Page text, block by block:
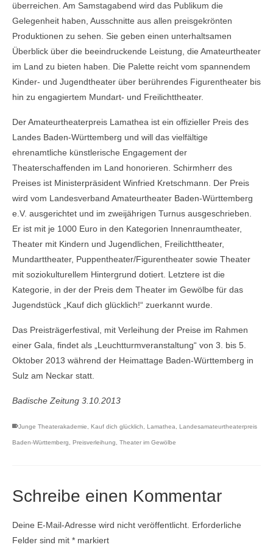
überreichen. Am Samstagabend wird das Publikum die
Gelegenheit haben, Ausschnitte aus allen preisgekrönten
Produktionen zu sehen. Sie geben einen unterhaltsamen
Überblick über die beeindruckende Leistung, die Amateurtheater
im Land zu bieten haben. Die Palette reicht vom spannendem
Kinder- und Jugendtheater über berührendes Figurentheater bis
hin zu engagiertem Mundart- und Freilichttheater.
Der Amateurtheaterpreis Lamathea ist ein offizieller Preis des
Landes Baden-Württemberg und will das vielfältige
ehrenamtliche künstlerische Engagement der
Theaterschaffenden im Land honorieren. Schirmherr des
Preises ist Ministerpräsident Winfried Kretschmann. Der Preis
wird vom Landesverband Amateurtheater Baden-Württemberg
e.V. ausgerichtet und im zweijährigen Turnus ausgeschrieben.
Er ist mit je 1000 Euro in den Kategorien Innenraumtheater,
Theater mit Kindern und Jugendlichen, Freilichttheater,
Mundarttheater, Puppentheater/Figurentheater sowie Theater
mit soziokulturellem Hintergrund dotiert. Letztere ist die
Kategorie, in der der Preis dem Theater im Gewölbe für das
Jugendstück „Kauf dich glücklich!“ zuerkannt wurde.
Das Preisträgerfestival, mit Verleihung der Preise im Rahmen
einer Gala, findet als „Leuchtturmveranstaltung“ von 3. bis 5.
Oktober 2013 während der Heimattage Baden-Württemberg in
Sulz am Neckar statt.
Badische Zeitung 3.10.2013
Junge Theaterakademie Kauf dich glücklich Lamathea Landesamateurtheaterpreis
Baden-Württemberg Preisverleihung Theater im Gewölbe
Schreibe einen Kommentar
Deine E-Mail-Adresse wird nicht veröffentlicht. Erforderliche
Felder sind mit * markiert